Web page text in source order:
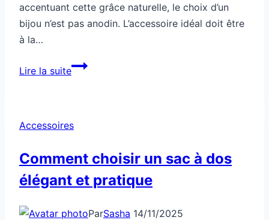
accentuant cette grâce naturelle, le choix d’un
bijou n’est pas anodin. L’accessoire idéal doit être
à la…
Lire la suiteAccessoire
cou
Accessoires
Comment choisir un sac à dos
élégant et pratique
ParSasha 14/11/2025